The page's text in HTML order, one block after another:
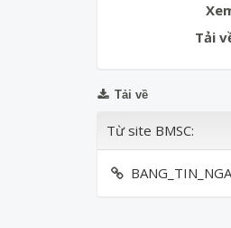
Tải
Tải về
Từ site BMSC: